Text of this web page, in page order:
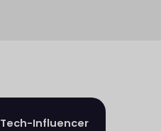
Tech-Influencer